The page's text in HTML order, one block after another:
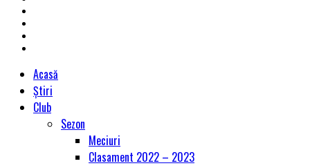
Acasă
Știri
Club
Sezon
Meciuri
Clasament 2022 – 2023